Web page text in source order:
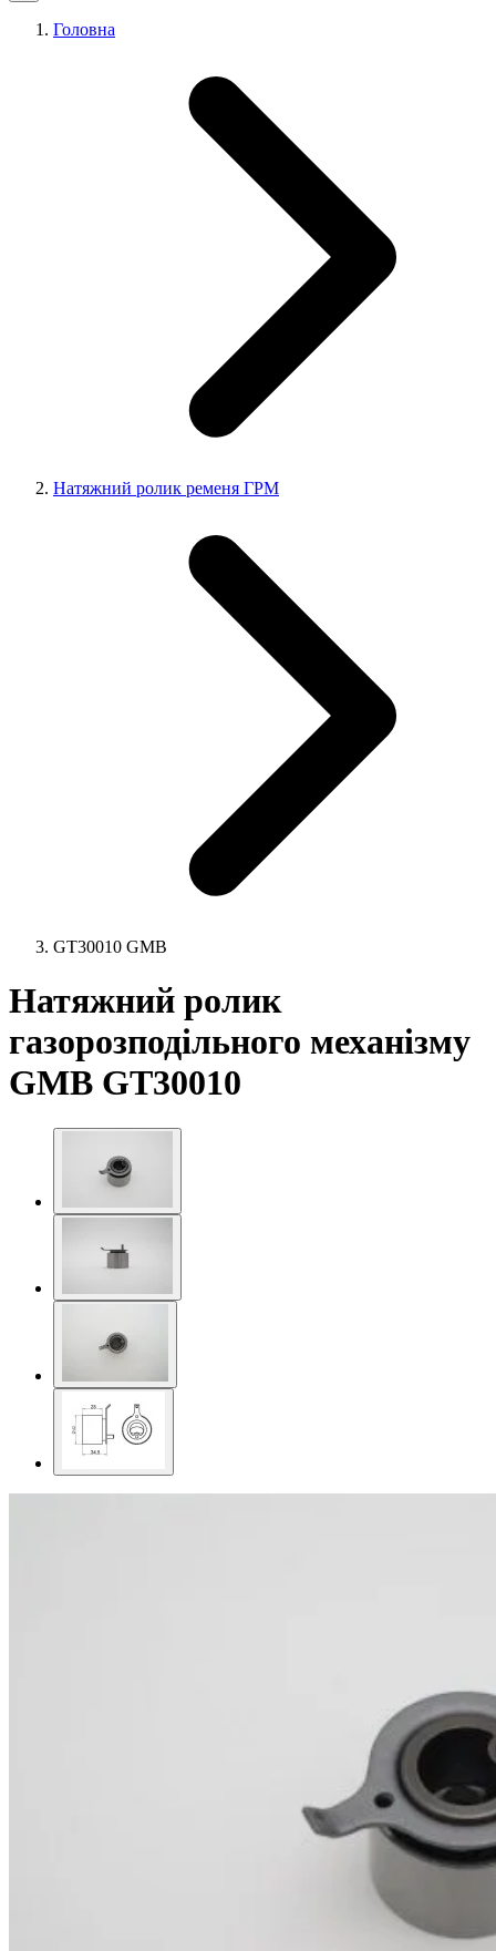
Головна
Натяжний ролик ременя ГРМ
GT30010 GMB
Натяжний ролик
газорозподільного механізму
GMB GT30010